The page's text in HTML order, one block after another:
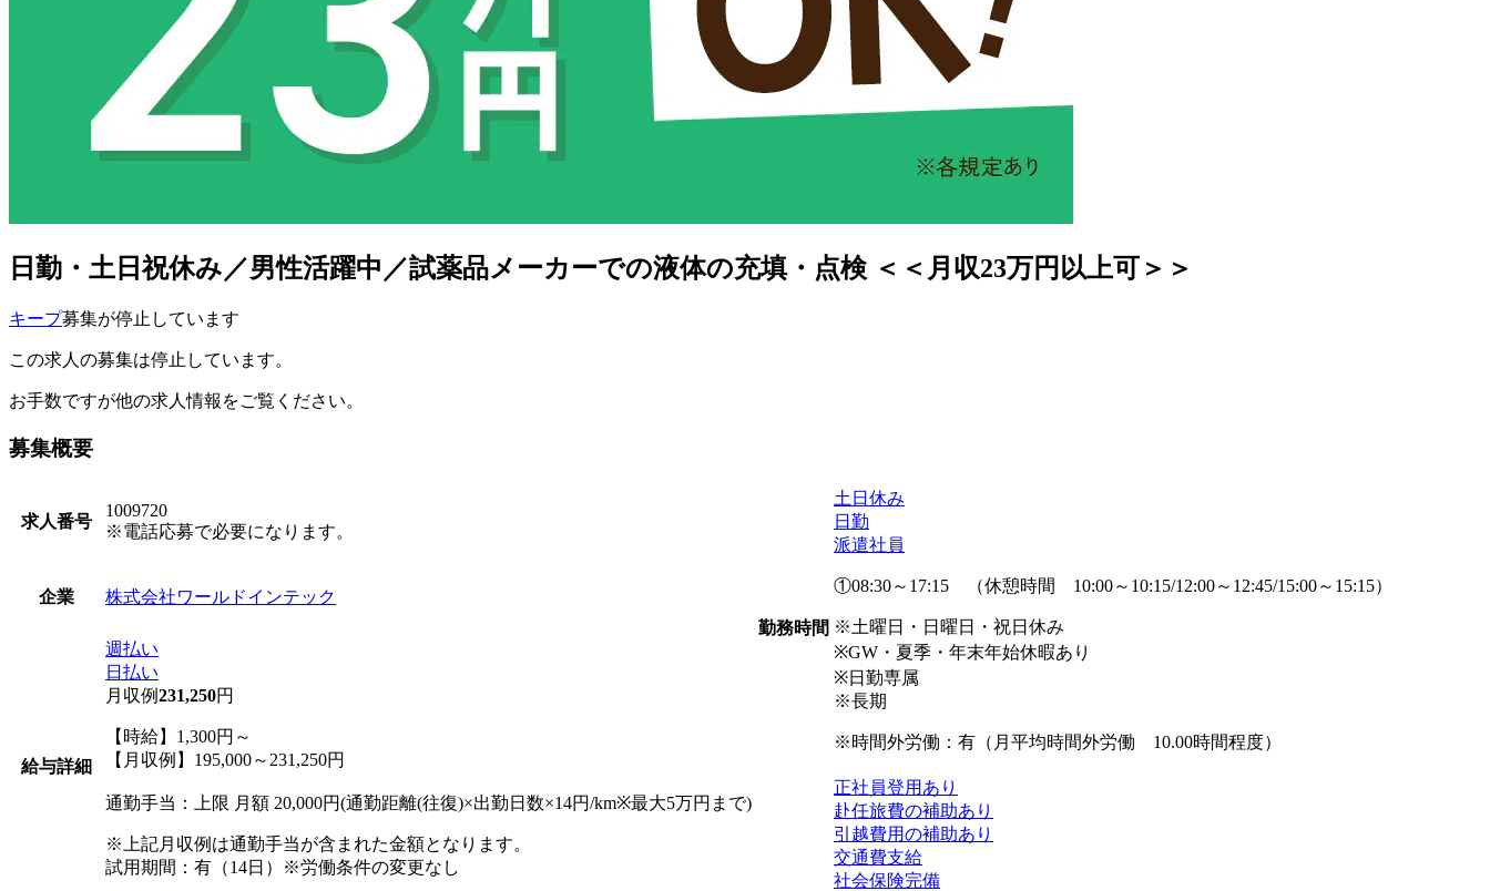
日勤・土日祝休み／男性活躍中／試薬品メーカーでの液体の充填・点検 ＜＜月収23万円以上可＞＞
キープ募集が停止しています
この求人の募集は停止しています。
お手数ですが他の求人情報をご覧ください。
募集概要
求人番号
1009720
※電話応募で必要になります。
企業 株式会社ワールドインテック
給与詳細
週払い
日払い
月収例231,250円
【時給】1,300円～
【月収例】195,000～231,250円
通勤手当：上限 月額 20,000円(通勤距離(往復)×出勤日数×14円/km※最大5万円まで)
※上記月収例は通勤手当が含まれた金額となります。
試用期間：有（14日）※労働条件の変更なし
勤務時間
土日休み
日勤
派遣社員
①08:30～17:15 （休憩時間 10:00～10:15/12:00～12:45/15:00～15:15）
※土曜日・日曜日・祝日休み
※GW・夏季・年末年始休暇あり
※日勤専属
※長期
※時間外労働：有（月平均時間外労働 10.00時間程度）
正社員登用あり
赴任旅費の補助あり
引越費用の補助あり
交通費支給
社会保険完備